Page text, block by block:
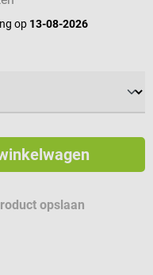
op 13-08-2026
opslaan